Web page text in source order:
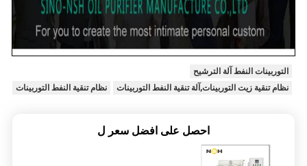
التوربينات النفط آلة الترشيح
نظام تنقية زيت التوربينات,آلة تنقية النفط التوربينات
نظام تنقية النفط التوربينات
احصل على افضل سعر ل